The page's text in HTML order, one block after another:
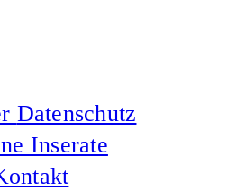
Datenschutz
Inserate